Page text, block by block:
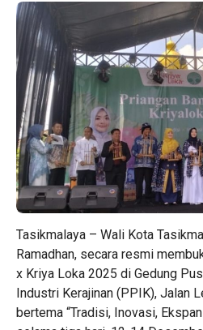
Tasikmalaya – Wali Kota
Ramadhan, secara resmi
x Kriya Loka 2025 di Gedung
Industri Kerajinan (PPIK), Jalan
bertema “Tradisi, Inovasi,